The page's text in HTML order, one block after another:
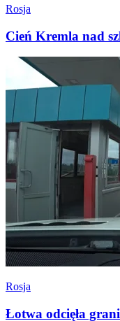
Rosja
Cień Kremla nad
Rosja
Łotwa odcięła